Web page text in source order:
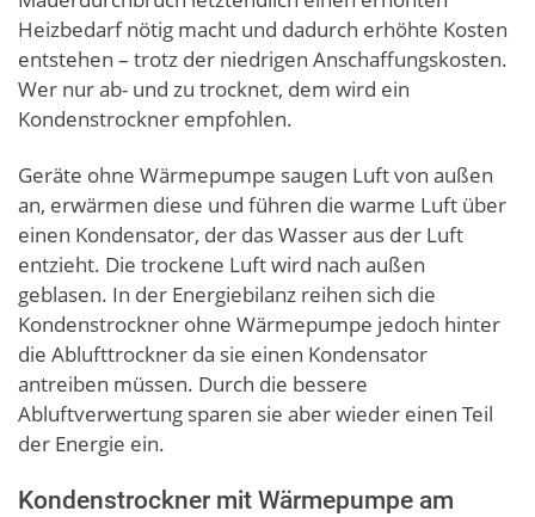
Heizbedarf nötig macht und dadurch erhöhte Kosten
entstehen – trotz der niedrigen Anschaffungskosten.
Wer nur ab- und zu trocknet, dem wird ein
Kondenstrockner empfohlen.
Geräte ohne Wärmepumpe saugen Luft von außen
an, erwärmen diese und führen die warme Luft über
einen Kondensator, der das Wasser aus der Luft
entzieht. Die trockene Luft wird nach außen
geblasen. In der Energiebilanz reihen sich die
Kondenstrockner ohne Wärmepumpe jedoch hinter
die Ablufttrockner da sie einen Kondensator
antreiben müssen. Durch die bessere
Abluftverwertung sparen sie aber wieder einen Teil
der Energie ein.
Kondenstrockner mit Wärmepumpe am